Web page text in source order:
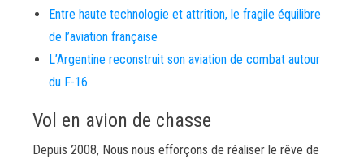
Entre haute technologie et attrition, le fragile équilibre
de l’aviation française
L’Argentine reconstruit son aviation de combat autour
du F-16
Vol en avion de chasse
Depuis 2008, Nous nous efforçons de réaliser le rêve de